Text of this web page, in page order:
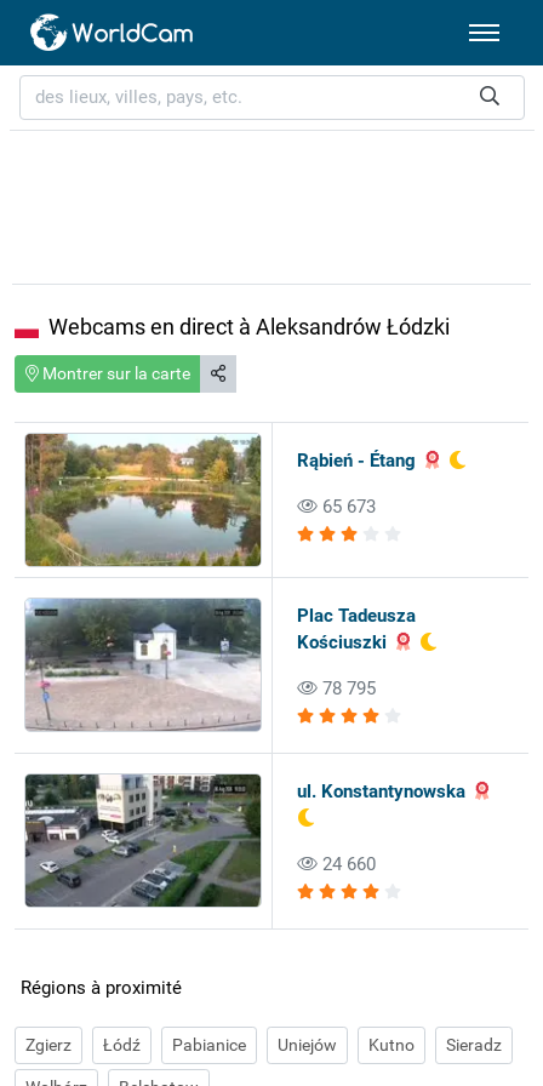
Webcams en direct à Aleksandrów Łódzki
Montrer sur la carte
Rąbień - Étang
65 673
Plac Tadeusza
Kościuszki
78 795
ul. Konstantynowska
24 660
Régions à proximité
Zgierz Łódź Pabianice Uniejów Kutno Sieradz